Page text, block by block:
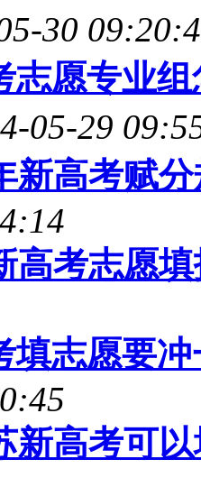
30
志愿专业
05-29
新高考赋
高考志愿
填志愿要
新高考可